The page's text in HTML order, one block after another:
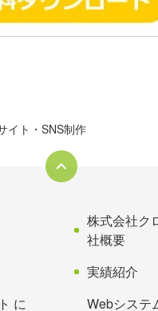
イト・SNS制作
株式会社ク
社概要
実績紹介
に
Webシステ